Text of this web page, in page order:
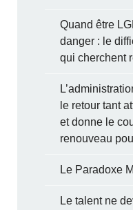
Quand être
danger : le
qui cherchent
le retour tant
et donne le
renouveau
Le Paradoxe
Le talent ne